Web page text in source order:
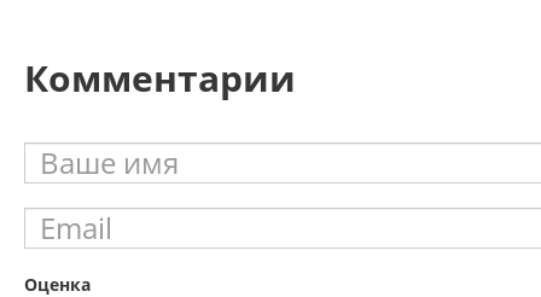
Комментарии
Оценка